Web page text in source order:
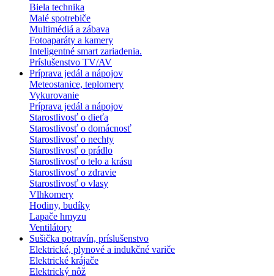
Biela technika
Malé spotrebiče
Multimédiá a zábava
Fotoaparáty a kamery
Inteligentné smart zariadenia.
Príslušenstvo TV/AV
Príprava jedál a nápojov
Meteostanice, teplomery
Vykurovanie
Príprava jedál a nápojov
Starostlivosť o dieťa
Starostlivosť o domácnosť
Starostlivosť o nechty
Starostlivosť o prádlo
Starostlivosť o telo a krásu
Starostlivosť o zdravie
Starostlivosť o vlasy
Vlhkomery
Hodiny, budíky
Lapače hmyzu
Ventilátory
Sušička potravín, príslušenstvo
Elektrické, plynové a indukčné variče
Elektrické krájače
Elektrický nôž